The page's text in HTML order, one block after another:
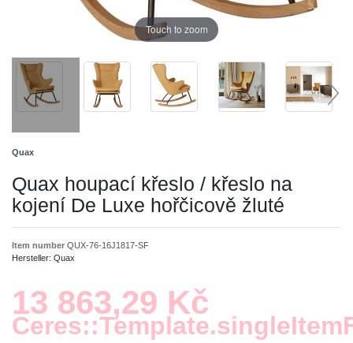
Touch to zoom
Quax
Quax houpací křeslo / křeslo na
kojení De Luxe hořčicově žluté
Item number QUX-76-16J1817-SF
Hersteller: Quax
13 863,29 Kč